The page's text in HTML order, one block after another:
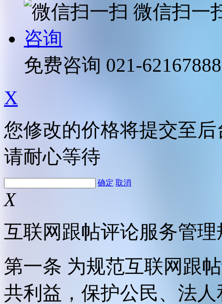
微信扫一
咨询
免费咨询 021-62167888
X
您修改的价格将提交至
请耐心等待
确定 取消
X
互联网跟帖评论服务管理
第一条 为规范互联网跟
共利益，保护公民、法